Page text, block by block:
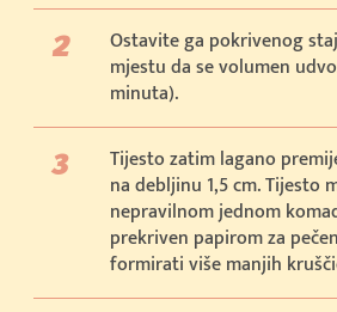
Ostavite ga pokrivenog
mjestu da se volumen
minuta).
Tijesto zatim lagano
na debljinu 1,5 cm. Tijesto
nepravilnom jednom
prekriven papirom za
formirati više manjih